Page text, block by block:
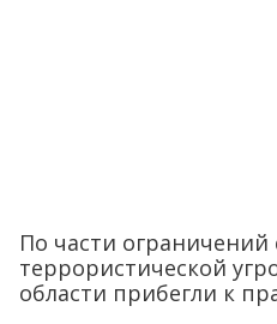
По части ограничений
террористической
области прибегли к